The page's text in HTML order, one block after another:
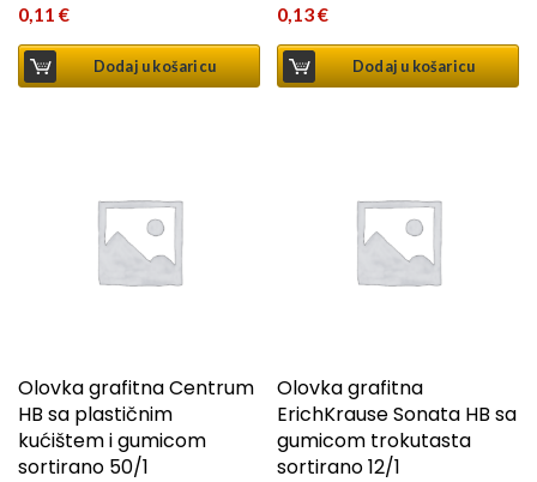
0,11 €
Dodaj u košaricu
0,13€
Dodaj u košaricu
Olovka grafitna Centrum
HB sa plastičnim
kućištem i gumicom
sortirano 50/1
Olovka grafitna
ErichKrause Sonata HB sa
gumicom trokutasta
sortirano 12/1